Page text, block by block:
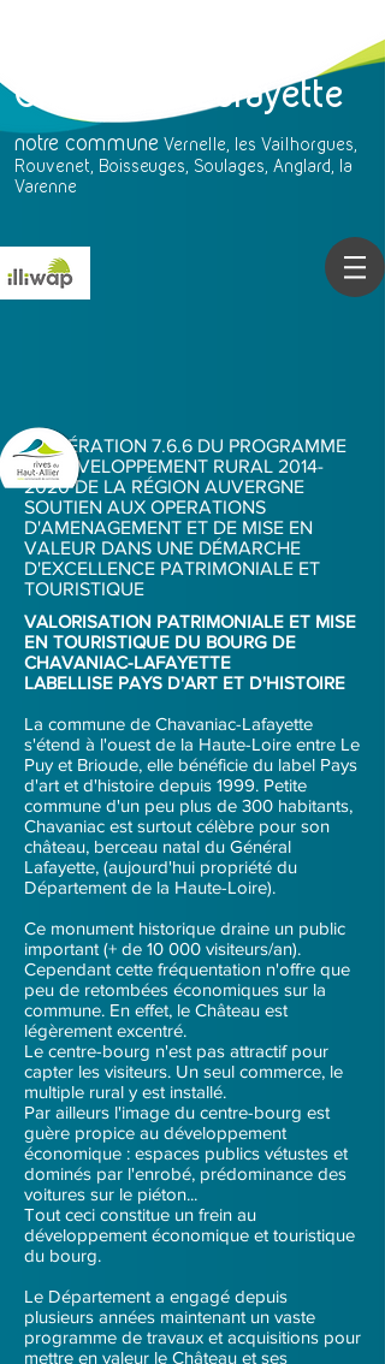
Chavaniac-Lafayette
notre commune Vernelle, les Vailhorgues,
Rouvenet, Boisseuges, Soulages, Anglard, la
Varenne
D’OPÉRATION 7.6.6 DU PROGRAMME
DE DEVELOPPEMENT RURAL 2014-
2020DE LA RÉGION AUVERGNE
SOUTIEN AUX OPERATIONS
D'AMENAGEMENT ET DE MISE EN
VALEUR DANS UNE DÉMARCHE
D'EXCELLENCE PATRIMONIALE ET
TOURISTIQUE
VALORISATION PATRIMONIALE ET MISE
EN TOURISTIQUE DU BOURG DE
CHAVANIAC-LAFAYETTE
LABELLISE PAYS D'ART ET D'HISTOIRE
La commune de Chavaniac-Lafayette
s'étend à l'ouest de la Haute-Loire entre Le
Puy et Brioude, elle bénéficie du label Pays
d'art et d'histoire depuis 1999. Petite
commune d'un peu plus de 300 habitants,
Chavaniac est surtout célèbre pour son
château, berceau natal du Général
Lafayette, (aujourd'hui propriété du
Département de la Haute-Loire).
Ce monument historique draine un public
important (+ de 10 000 visiteurs/an).
Cependant cette fréquentation n'offre que
peu de retombées économiques sur la
commune. En effet, le Château est
légèrement excentré.
Le centre-bourg n'est pas attractif pour
capter les visiteurs. Un seul commerce, le
multiple rural y est installé.
Par ailleurs l'image du centre-bourg est
guère propice au développement
économique : espaces publics vétustes et
dominés par l'enrobé, prédominance des
voitures sur le piéton...
Tout ceci constitue un frein au
développement économique et touristique
du bourg.
Le Département a engagé depuis
plusieurs années maintenant un vaste
programme de travaux et acquisitions pour
mettre en valeur le Château et ses